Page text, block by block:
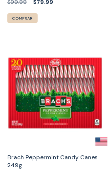
$99.99 $79.99
COMPRAR
Brach Peppermint Candy Canes
249g